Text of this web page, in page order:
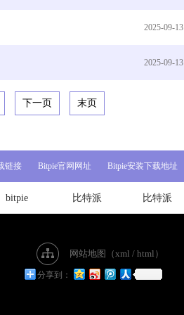
2025-09-13
2025-09-13
下一页 末页
链接 Bitpie官网网址 Bitpie安装下载地址
bitpie 比特派 比特派
网站地图（xml / html ）
分享到：